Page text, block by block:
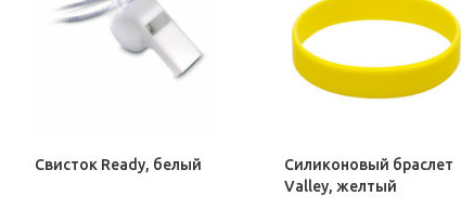
Свисток Ready, белый
Силиконовый браслет
Valley, желтый